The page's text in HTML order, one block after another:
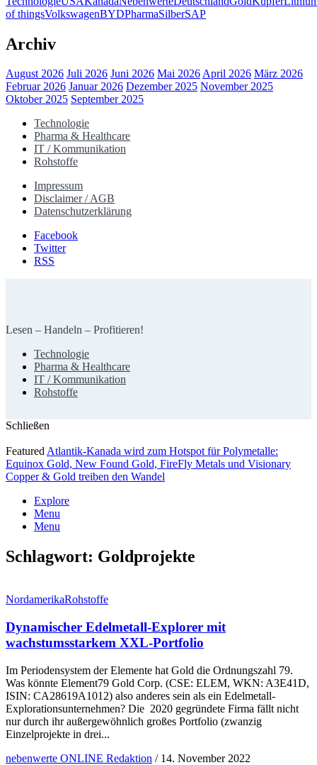
of thingsVolkswagenBYDPharmaSilberSAP
Archiv
August 2026 Juli 2026 Juni 2026 Mai 2026April 2026 März 2026
Februar 2026 Januar 2026 Dezember 2025 November 2025
Oktober 2025 September 2025
Technologie
Pharma & Healthcare
IT / Kommunikation
Rohstoffe
Impressum
Disclaimer / AGB
Datenschutzerklärung
Facebook
Twitter
RSS
Lesen – Handeln – Profitieren!
Technologie
Pharma & Healthcare
IT / Kommunikation
Rohstoffe
Schließen
Featured Atlantik-Kanada wird zum Hotspot für Polymetalle:
Equinox Gold, New Found Gold, FireFly Metals und Visionary
Copper & Gold treiben den Wandel
Explore
Menu
Menu
Schlagwort: Goldprojekte
NordamerikaRohstoffe
Dynamischer Edelmetall-Explorer mit
wachstumsstarkem XXL-Portfolio
Im Periodensystem der Elemente hat Gold die Ordnungszahl 79.
Was könnte Element79 Gold Corp. (CSE: ELEM, WKN: A3E41D,
ISIN: CA28619A1012) also anderes sein als ein Edelmetall-
Explorationsunternehmen? Die 2020 gegründete Firma fällt nicht
nur durch ihr außergewöhnlich großes Portfolio (zwanzig
Einzelprojekte in drei...
nebenwerte ONLINE Redaktion / 14. November 2022